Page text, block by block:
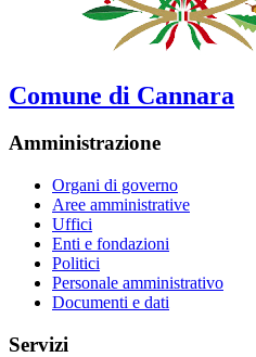
Comune di Cannara
Amministrazione
Organi di governo
Aree amministrative
Uffici
Enti e fondazioni
Politici
Personale amministrativo
Documenti e dati
Servizi